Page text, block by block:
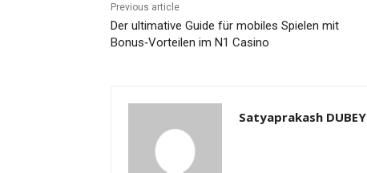
Previous article
Der ultimative Guide für mobiles Spielen mit
Bonus‑Vorteilen im N1 Casino
Satyaprakash DUBEY